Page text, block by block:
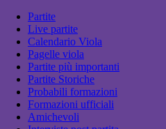
Partite
Live partite
Calendario Viola
Pagelle viola
Partite più importanti
Partite Storiche
Probabili formazioni
Formazioni ufficiali
Amichevoli